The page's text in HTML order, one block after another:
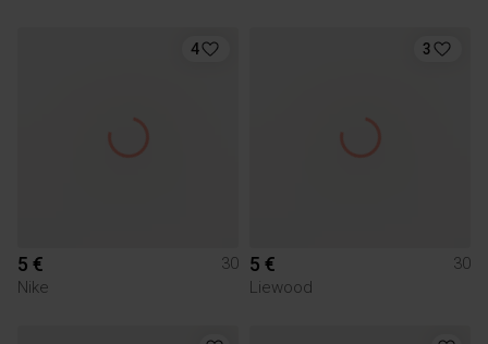
4
5 €
30
Nike
3
5 €
30
Liewood